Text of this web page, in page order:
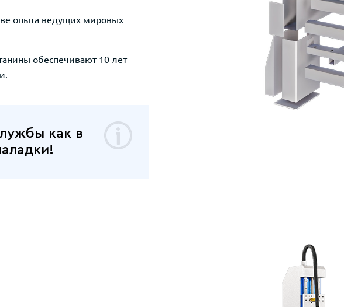
опыта ведущих мировых
обеспечивают 10 лет
как в